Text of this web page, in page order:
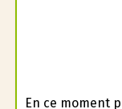
En ce moment